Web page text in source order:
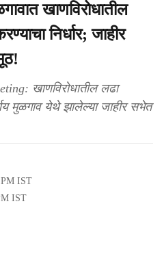
खाणविरोधातील
निर्धार; जाहीर
खाणविरोधातील लढा
मुळगाव येथे झालेल्या जाहीर सभेत
IST
IST